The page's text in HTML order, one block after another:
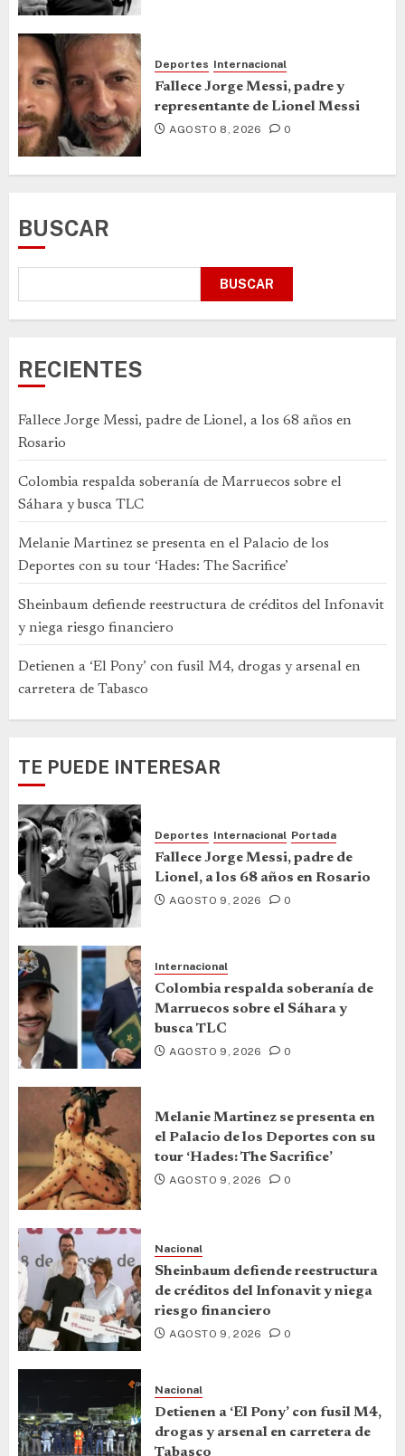
Deportes Internacional
Fallece Jorge Messi, padre y
representante de Lionel Messi
AGOSTO 8, 2026 0
BUSCAR
BUSCAR
RECIENTES
Fallece Jorge Messi, padre de Lionel, a los 68 años en
Rosario
Colombia respalda soberanía de Marruecos sobre el
Sáhara y busca TLC
Melanie Martinez se presenta en el Palacio de los
Deportes con su tour ‘Hades: The Sacrifice’
Sheinbaum defiende reestructura de créditos del Infonavit
y niega riesgo financiero
Detienen a ‘El Pony’ con fusil M4, drogas y arsenal en
carretera de Tabasco
TE PUEDE INTERESAR
Deportes Internacional Portada
Fallece Jorge Messi, padre de
Lionel, a los 68 años en Rosario
AGOSTO 9, 2026 0
Internacional
Colombia respalda soberanía de
Marruecos sobre el Sáhara y
busca TLC
AGOSTO 9, 2026 0
Melanie Martinez se presenta en
el Palacio de los Deportes con su
tour ‘Hades: The Sacrifice’
AGOSTO 9, 2026 0
Nacional
Sheinbaum defiende reestructura
de créditos del Infonavit y niega
riesgo financiero
AGOSTO 9, 2026 0
Nacional
Detienen a ‘El Pony’ con fusil M4,
drogas y arsenal en carretera de
Tabasco